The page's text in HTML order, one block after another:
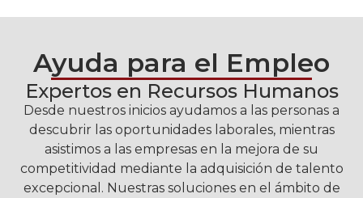
Ayuda para el Empleo
Expertos en Recursos Humanos
Desde nuestros inicios ayudamos a las personas a
descubrir las oportunidades laborales, mientras
asistimos a las empresas en la mejora de su
competitividad mediante la adquisición de talento
excepcional. Nuestras soluciones en el ámbito de